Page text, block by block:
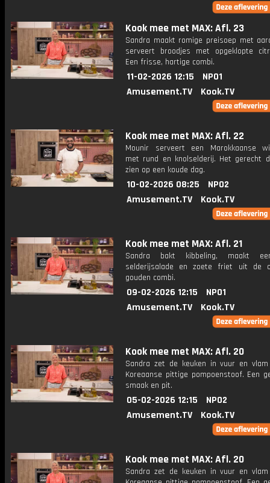
Kook mee met MAX: Afl. 23
Sandra maakt romige preisoep met
serveert broodjes met opgeklopte
Een frisse, hartige combi.
11-02-2026 12:15
NPO1
Amusement.TV
Kook.TV
Kook mee met MAX: Afl. 22
Mounir serveert een Marokkaanse
met rund en knolselderij. Het gerecht
zien op een koude dag.
10-02-2026 08:25
NPO2
Amusement.TV
Kook.TV
Kook mee met MAX: Afl. 21
Sandra bakt kibbeling, maakt
selderijsalade en zoete friet uit de
gouden combi.
09-02-2026 12:15
NPO1
Amusement.TV
Kook.TV
Kook mee met MAX: Afl. 20
Sandra zet de keuken in vuur en
Koreaanse pittige pompoenstoof. Een
smaak en pit.
05-02-2026 12:15
NPO2
Amusement.TV
Kook.TV
Kook mee met MAX: Afl. 20
Sandra zet de keuken in vuur en